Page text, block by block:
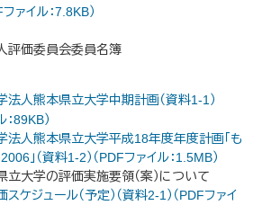
ァイル：7.8KB）
評価委員会委員名簿
法人熊本県立大学中期計画（資料1-1）
：89KB）
法人熊本県立大学平成18年度年度計画「も
」（資料1-2）（PDFファイル：1.5MB）
大学の評価実施要領（案）について
ケジュール（予定）（資料2-1）（PDFファイ